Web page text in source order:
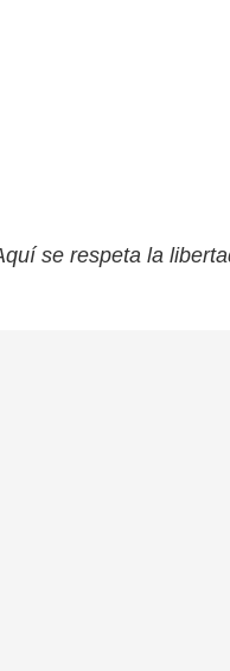
se respeta la